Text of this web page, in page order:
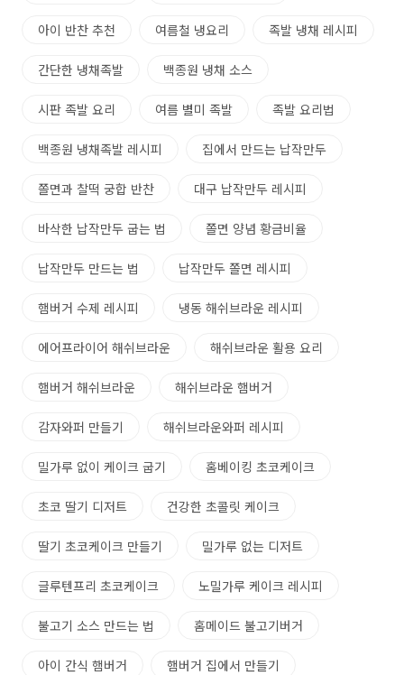
아이 반찬 추천 여름철 냉요리 족발 냉채 레시피
간단한 냉채족발 백종원 냉채 소스
시판 족발 요리 여름 별미 족발 족발 요리법
백종원 냉채족발 레시피 집에서 만드는 납작만두
쫄면과 찰떡 궁합 반찬 대구 납작만두 레시피
바삭한 납작만두 굽는 법 쫄면 양념 황금비율
납작만두 만드는 법 납작만두 쫄면 레시피
햄버거 수제 레시피 냉동 해쉬브라운 레시피
에어프라이어 해쉬브라운 해쉬브라운 활용 요리
햄버거 해쉬브라운 해쉬브라운 햄버거
감자와퍼 만들기 해쉬브라운와퍼 레시피
밀가루 없이 케이크 굽기 홈베이킹 초코케이크
초코 딸기 디저트 건강한 초콜릿 케이크
딸기 초코케이크 만들기 밀가루 없는 디저트
글루텐프리 초코케이크 노밀가루 케이크 레시피
불고기 소스 만드는 법 홈메이드 불고기버거
아이 간식 햄버거 햄버거 집에서 만들기